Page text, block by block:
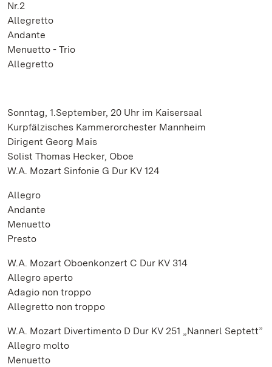
Nr.2
Allegretto
Andante
Menuetto - Trio
Allegretto
Sonntag, 1.September, 20 Uhr im Kaisersaal
Kurpfälzisches Kammerorchester Mannheim
Dirigent Georg Mais
Solist Thomas Hecker, Oboe
W.A. Mozart Sinfonie G Dur KV 124
Allegro
Andante
Menuetto
Presto
W.A. Mozart Oboenkonzert C Dur KV 314
Allegro aperto
Adagio non troppo
Allegretto non troppo
W.A. Mozart Divertimento D Dur KV 251 „Nannerl Septett”
Allegro molto
Menuetto